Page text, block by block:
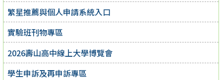
繁星推薦與個人申請系統入口
實驗班刊物專區
2026壽山高中線上大學博覽會
學生申訴及再申訴專區